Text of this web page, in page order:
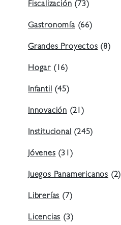
Fiscalización(73)
Gastronomía(66)
Grandes Proyectos(8)
Hogar (16)
Infantil(45)
Innovación (21)
Institucional(245)
Jóvenes(31)
Juegos Panamericanos (2)
Librerías(7)
Licencias(3)